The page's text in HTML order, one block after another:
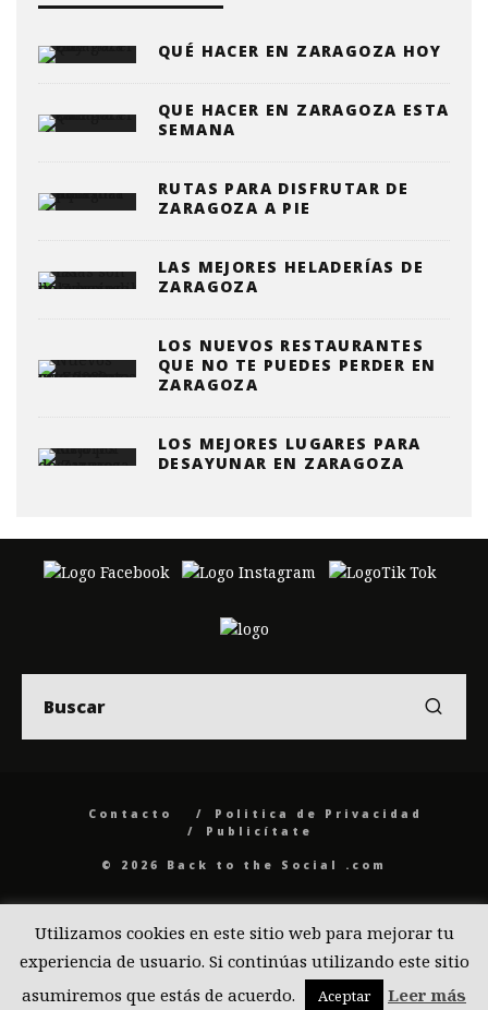
QUÉ HACER EN ZARAGOZA HOY
QUE HACER EN ZARAGOZA ESTA
SEMANA
RUTAS PARA DISFRUTAR DE
ZARAGOZA A PIE
LAS MEJORES HELADERÍAS DE
ZARAGOZA
LOS NUEVOS RESTAURANTES
QUE NO TE PUEDES PERDER EN
ZARAGOZA
LOS MEJORES LUGARES PARA
DESAYUNAR EN ZARAGOZA
Contacto
Politica de Privacidad
Publicítate
© 2026 Back to the Social .com
Utilizamos cookies en este sitio web para mejorar tu
experiencia de usuario. Si continúas utilizando este sitio
asumiremos que estás de acuerdo.
Aceptar Leer más